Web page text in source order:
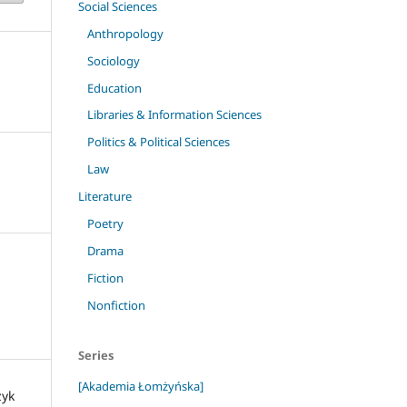
Social Sciences
Anthropology
Sociology
Education
Libraries & Information Sciences
Politics & Political Sciences
Law
Literature
Poetry
Drama
Fiction
Nonfiction
Series
[Akademia Łomżyńska]